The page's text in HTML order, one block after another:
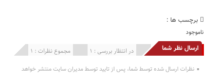
برچسب ها :
ناموجود
ارسال نظر شما مجموع نظرات : 1 در انتظار بررسی : 1 انتشار یافته : 0
نظرات ارسال شده توسط شما، پس از تایید توسط مدیران سایت منتشر خواهد